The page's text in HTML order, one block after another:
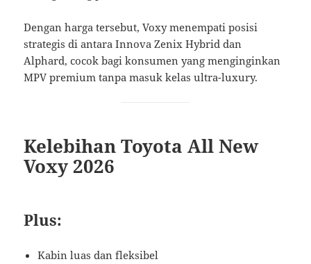
Dengan harga tersebut, Voxy menempati posisi
strategis di antara Innova Zenix Hybrid dan
Alphard, cocok bagi konsumen yang menginginkan
MPV premium tanpa masuk kelas ultra-luxury.
Kelebihan Toyota All New
Voxy 2026
Plus:
Kabin luas dan fleksibel